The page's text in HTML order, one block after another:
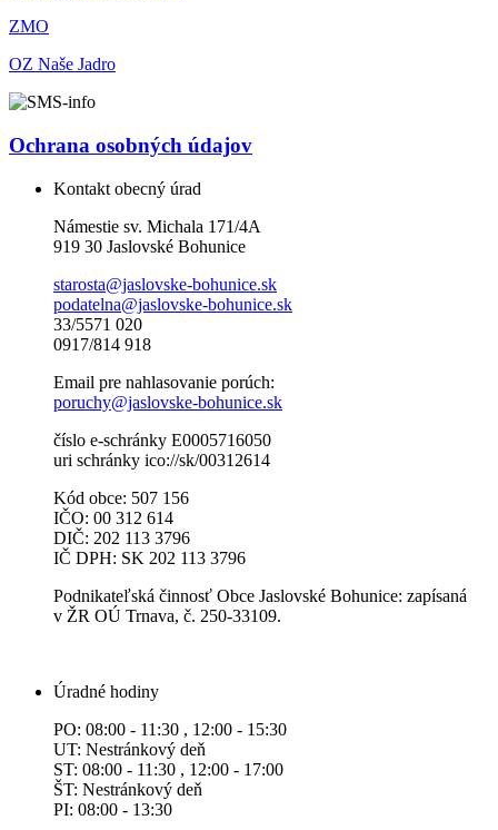
ZMO
OZ Naše Jadro
Ochrana osobných údajov
Kontakt obecný úrad
Námestie sv. Michala 171/4A
919 30 Jaslovské Bohunice
starosta@jaslovske-bohunice.sk
podatelna@jaslovske-bohunice.sk
33/5571 020
0917/814 918
Email pre nahlasovanie porúch:
poruchy@jaslovske-bohunice.sk
číslo e-schránky E0005716050
uri schránky ico://sk/00312614
Kód obce: 507 156
IČO: 00 312 614
DIČ: 202 113 3796
IČ DPH: SK 202 113 3796
Podnikateľská činnosť Obce Jaslovské Bohunice: zapísaná
v ŽR OÚ Trnava, č. 250-33109.
Úradné hodiny
PO: 08:00 - 11:30 , 12:00 - 15:30
UT: Nestránkový deň
ST: 08:00 - 11:30 , 12:00 - 17:00
ŠT: Nestránkový deň
PI: 08:00 - 13:30